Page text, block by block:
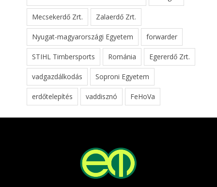
Mecsekerdő Zrt. Zalaerdő Zrt.
Nyugat-magyarországi Egyetem forwarder
STIHL Timbersports Románia Egererdő Zrt.
vadgazdálkodás Soproni Egyetem
erdőtelepítés vaddisznó FeHoVa